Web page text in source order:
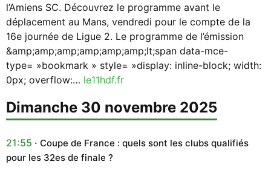
l’Amiens SC. Découvrez le programme avant le
déplacement au Mans, vendredi pour le compte de la
16e journée de Ligue 2. Le programme de l’émission
&amp;amp;amp;amp;amp;amp;lt;span data-mce-
type= »bookmark » style= »display: inline-block; width:
0px; overflow:… le11hdf.fr
dimanche 30 novembre 2025
21:55
Coupe de France : quels sont les clubs qualifiés
pour les 32es de finale ?